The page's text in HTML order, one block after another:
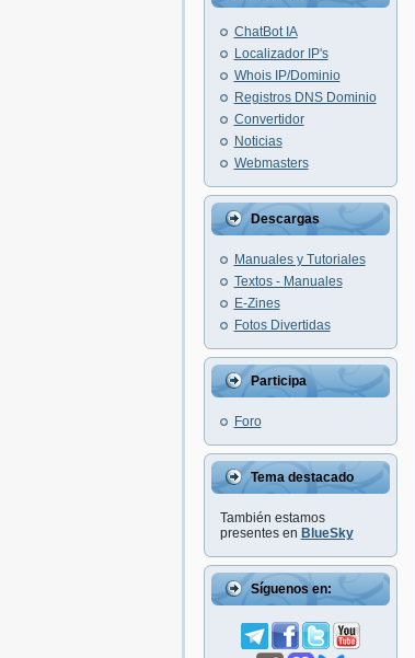
ChatBot IA
Localizador IP's
Whois IP/Dominio
Registros DNS Dominio
Convertidor
Noticias
Webmasters
Descargas
Manuales y Tutoriales
Textos - Manuales
E-Zines
Fotos Divertidas
Participa
Foro
Tema destacado
También estamos
presentes en BlueSky
Síguenos en: